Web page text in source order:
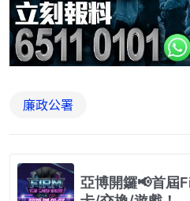
廉政公署